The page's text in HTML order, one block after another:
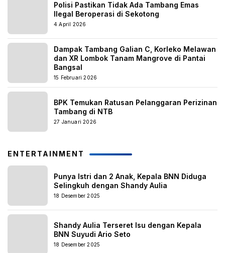
Polisi Pastikan Tidak Ada Tambang Emas
Ilegal Beroperasi di Sekotong
4 April 2026
Dampak Tambang Galian C, Korleko Melawan
dan XR Lombok Tanam Mangrove di Pantai
Bangsal
15 Februari 2026
BPK Temukan Ratusan Pelanggaran Perizinan
Tambang di NTB
27 Januari 2026
ENTERTAINMENT
Punya Istri dan 2 Anak, Kepala BNN Diduga
Selingkuh dengan Shandy Aulia
18 Desember 2025
Shandy Aulia Terseret Isu dengan Kepala
BNN Suyudi Ario Seto
18 Desember 2025